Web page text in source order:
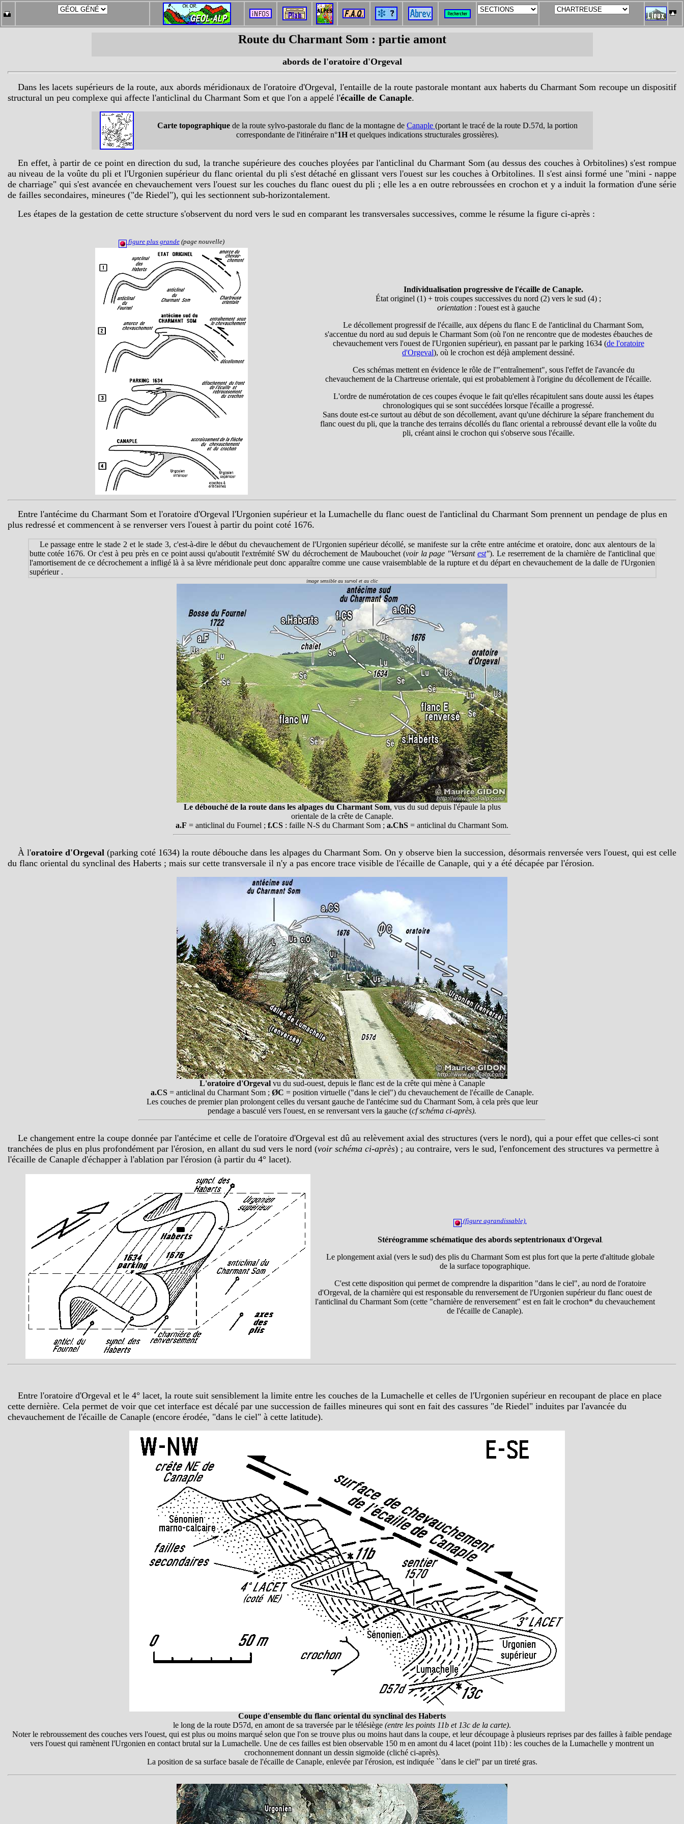
Route du Charmant Som : partie amont
abords de l'oratoire d'Orgeval
Dans les lacets supérieurs de la route, aux abords méridionaux de l'oratoire d'Orgeval, l'entaille de la route pastorale montant aux haberts du Charmant Som recoupe un dispositif
structural un peu complexe qui affecte l'anticlinal du Charmant Som et que l'on a appelé l'écaille de Canaple.
Carte topographique de la route sylvo-pastorale du flanc de la montagne de Canaple (portant le tracé de la route D.57d, la portion
correspondante de l'itinéraire n°1H et quelques indications structurales grossières).
En effet, à partir de ce point en direction du sud, la tranche supérieure des couches ployées par l'anticlinal du Charmant Som (au dessus des couches à Orbitolines) s'est rompue
au niveau de la voûte du pli et l'Urgonien supérieur du flanc oriental du pli s'est détaché en glissant vers l'ouest sur les couches à Orbitolines. Il s'est ainsi formé une "mini - nappe
de charriage" qui s'est avancée en chevauchement vers l'ouest sur les couches du flanc ouest du pli ; elle les a en outre rebroussées en crochon et y a induit la formation d'une série
de failles secondaires, mineures ("de Riedel"), qui les sectionnent sub-horizontalement.
Les étapes de la gestation de cette structure s'observent du nord vers le sud en comparant les transversales successives, comme le résume la figure ci-après :
figure plus grande(page nouvelle)
Individualisation progressive de l'écaille de Canaple.
État originel (1) + trois coupes successives du nord (2) vers le sud (4) ;
orientation: l'ouest est à gauche
Le décollement progressif de l'écaille, aux dépens du flanc E de l'anticlinal du Charmant Som,
s'accentue du nord au sud depuis le Charmant Som (où l'on ne rencontre que de modestes ébauches de
chevauchement vers l'ouest de l'Urgonien supérieur), en passant par le parking 1634 (de l'oratoire
d'Orgeval), où le crochon est déjà amplement dessiné.
Ces schémas mettent en évidence le rôle de l'"entraînement", sous l'effet de l'avancée du
chevauchement de la Chartreuse orientale, qui est probablement à l'origine du décollement de l'écaille.
L'ordre de numérotation de ces coupes évoque le fait qu'elles récapitulent sans doute aussi les étapes
chronologiques qui se sont succédées lorsque l'écaille a progressé.
Sans doute est-ce surtout au début de son décollement, avant qu'une déchirure la sépare franchement du
flanc ouest du pli, que la tranche des terrains décollés du flanc oriental a rebroussé devant elle la voûte du
pli, créant ainsi le crochon qui s'observe sous l'écaille.
Entre l'antécime du Charmant Som et l'oratoire d'Orgeval l'Urgonien supérieur et la Lumachelle du flanc ouest de l'anticlinal du Charmant Som prennent un pendage de plus en
plus redressé et commencent à se renverser vers l'ouest à partir du point coté 1676.
Le passage entre le stade 2 et le stade 3, c'est-à-dire le début du chevauchement de l'Urgonien supérieur décollé, se manifeste sur la crête entre antécime et oratoire, donc aux alentours de la
butte cotée 1676. Or c'est à peu près en ce point aussi qu'aboutit l'extrémité SW du décrochement de Maubouchet (voir la page "Versantest"). Le reserrement de la charnière de l'anticlinal que
l'amortisement de ce décrochement a infligé là à sa lèvre méridionale peut donc apparaître comme une cause vraisemblable de la rupture et du départ en chevauchement de la dalle de l'Urgonien
supérieur .
image sensible au survol et au clic
Le débouché de la route dans les alpages du Charmant Som, vus du sud depuis l'épaule la plus
orientale de la crête de Canaple.
a.F = anticlinal du Fournel ; f.CS : faille N-S du Charmant Som ; a.ChS = anticlinal du Charmant Som.
À l'oratoire d'Orgeval (parking coté 1634) la route débouche dans les alpages du Charmant Som. On y observe bien la succession, désormais renversée vers l'ouest, qui est celle
du flanc oriental du synclinal des Haberts ; mais sur cette transversale il n'y a pas encore trace visible de l'écaille de Canaple, qui y a été décapée par l'érosion.
L'oratoire d'Orgevalvu du sud-ouest, depuis le flanc est de la crête qui mène à Canaple
a.CS= anticlinal du Charmant Som ; ØC = position virtuelle ("dans le ciel") du chevauchement de l'écaille de Canaple.
Les couches de premier plan prolongent celles du versant gauche de l'antécime sud du Charmant Som, à cela près que leur
pendage a basculé vers l'ouest, en se renversant vers la gauche (cf schéma ci-après).
Le changement entre la coupe donnée par l'antécime et celle de l'oratoire d'Orgeval est dû au relèvement axial des structures (vers le nord), qui a pour effet que celles-ci sont
tranchées de plus en plus profondément par l'érosion, en allant du sud vers le nord (voir schéma ci-après) ; au contraire, vers le sud, l'enfoncement des structures va permettre à
l'écaille de Canaple d'échapper à l'ablation par l'érosion (à partir du 4° lacet).
(figure agrandissable).
Stéréogramme schématique des abords septentrionaux d'Orgeval.
Le plongement axial (vers le sud) des plis du Charmant Som est plus fort que la perte d'altitude globale
de la surface topographique.
C'est cette disposition qui permet de comprendre la disparition "dans le ciel", au nord de l'oratoire
d'Orgeval, de la charnière qui est responsable du renversement de l'Urgonien supérieur du flanc ouest de
l'anticlinal du Charmant Som (cette "charnière de renversement" est en fait le crochon* du chevauchement
de l'écaille de Canaple).
Entre l'oratoire d'Orgeval et le 4° lacet, la route suit sensiblement la limite entre les couches de la Lumachelle et celles de l'Urgonien supérieur en recoupant de place en place
cette dernière. Cela permet de voir que cet interface est décalé par une succession de failles mineures qui sont en fait des cassures "de Riedel" induites par l'avancée du
chevauchement de l'écaille de Canaple (encore érodée, "dans le ciel" à cette latitude).
Coupe d'ensemble du flanc oriental du synclinal des Haberts
le long de la route D57d, en amont de sa traversée par le télésiège (entre les points 11b et 13c de la carte).
Noter le rebroussement des couches vers l'ouest, qui est plus ou moins marqué selon que l'on se trouve plus ou moins haut dans la coupe, et leur découpage à plusieurs reprises par des failles à faible pendage
vers l'ouest qui ramènent l'Urgonien en contact brutal sur la Lumachelle. Une de ces failles est bien observable 150 m en amont du 4 lacet (point 11b) : les couches de la Lumachelle y montrent un
crochonnement donnant un dessin sigmoïde (cliché ci-après).
La position de sa surface basale de l'écaille de Canaple, enlevée par l'érosion, est indiquée ``dans le ciel'' par un tireté gras.